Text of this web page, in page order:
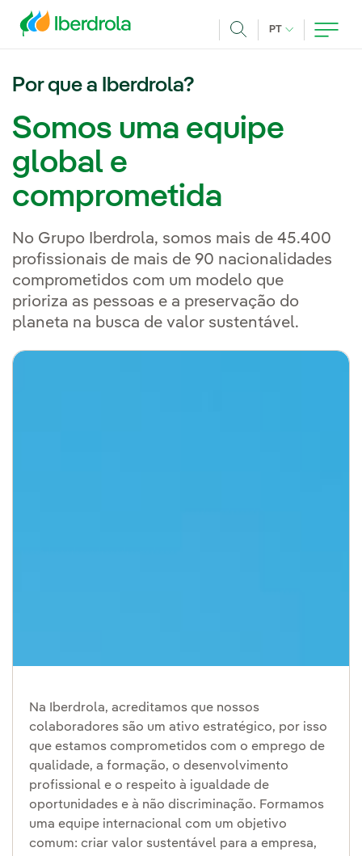
PT IDIOMA ATUAL,
Por que a Iberdrola?
Somos uma equipe
global e
comprometida
No Grupo Iberdrola, somos mais de 45.400
profissionais de mais de 90 nacionalidades
comprometidos com um modelo que
prioriza as pessoas e a preservação do
planeta na busca de valor sustentável.
Na Iberdrola, acreditamos que nossos
colaboradores são um ativo estratégico, por isso
que estamos comprometidos com o emprego de
qualidade, a formação, o desenvolvimento
profissional e o respeito à igualdade de
oportunidades e à não discriminação. Formamos
uma equipe internacional com um objetivo
comum: criar valor sustentável para a empresa,